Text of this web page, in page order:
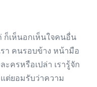
ก็เห็นอกเห็นใจคนอื่น
า คนรอบข้าง หน้ามือ
ะครหรือเปล่า เรารู้จัก
แต่ยอมรับว่าความ